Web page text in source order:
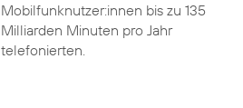
Mobilfunknutzer:innen bis zu 135
Milliarden Minuten pro Jahr
telefonierten.